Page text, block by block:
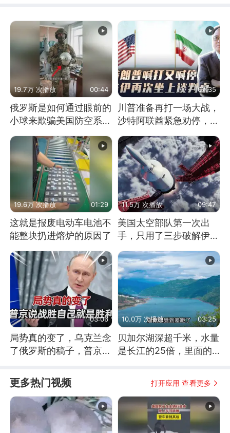
19.7万 次播放 00:44
俄罗斯是如何通过眼前的
小球来欺骗美国防空系统
的
07:35
川普准备再打一场大战，
沙特阿联酋紧急劝停，美
伊开启新一轮谈判
19.6万 次播放 01:29
这就是报废电动车电池不
能整块扔进熔炉的原因了
11.5万 次播放 09:47
美国太空部队第一次出
手，只用了三步破解伊朗
03:06
局势真的变了，乌克兰念
了俄罗斯的稿子，普京说
10.0万 次播放 03:25
贝加尔湖深超千米，水量
是长江的25倍，里面的
更多热门视频 打开应用 查看更多